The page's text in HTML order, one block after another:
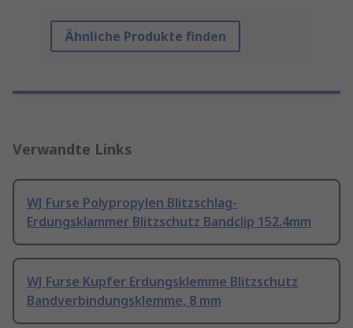
Ähnliche Produkte finden
Verwandte Links
WJ Furse Polypropylen Blitzschlag-
Erdungsklammer Blitzschutz Bandclip 152.4mm
WJ Furse Kupfer Erdungsklemme Blitzschutz
Bandverbindungsklemme, 8 mm